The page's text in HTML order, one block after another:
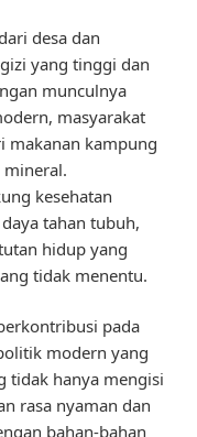
desa dan
yang tinggi dan
munculnya
masyarakat
makanan kampung
mineral.
kesehatan
tahan tubuh,
hidup yang
tidak menentu.
pada
modern yang
tidak hanya mengisi
rasa nyaman dan
bahan-bahan